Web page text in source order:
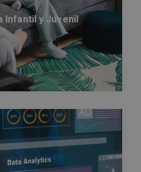
Infantil y Juvenil